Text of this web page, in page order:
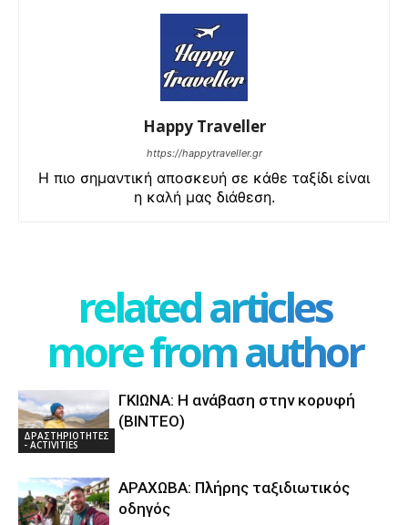
Happy Traveller
https://happytraveller.gr
Η πιο σημαντική αποσκευή σε κάθε ταξίδι είναι
η καλή μας διάθεση.
related articles
more from author
ΔΡΑΣΤΗΡΙΟΤΗΤΕΣ
- ACTIVITIES
ΓΚΙΩΝΑ: Η ανάβαση στην κορυφή
(ΒΙΝΤΕΟ)
ΑΡΑΧΩΒΑ: Πλήρης ταξιδιωτικός
οδηγός